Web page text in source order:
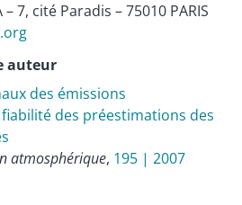
7, cité Paradis – 75010 PARIS
auteur
des émissions
des préestimations des
atmosphérique, 195 | 2007